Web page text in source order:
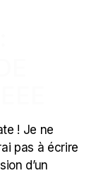
! Je ne
pas à écrire
d’un